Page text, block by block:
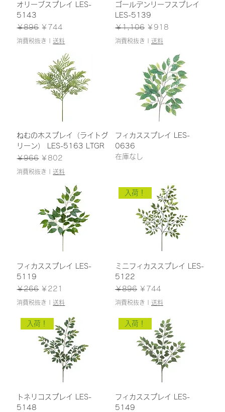
オリーブスプレイ LES-
5143
通常価格
￥896 セール価格
￥744
消費税抜き 送料
ゴールデンリーフスプレイ
LES-5139
通常価格
￥1,106 セール価格
￥918
消費税抜き 送料
ねむの木スプレイ（ライトグ
リーン） LES-5163 LTGR
通常価格
￥966 セール価格
￥802
消費税抜き 送料
フィカススプレイ LES-
0636
在庫なし
フィカススプレイ LES-
5119
通常価格
￥266 セール価格
￥221
消費税抜き 送料
入荷！
ミニフィカススプレイ LES-
5122
通常価格
￥896 セール価格
￥744
消費税抜き 送料
入荷！
トネリコスプレイ LES-
5148
入荷！
フィカススプレイ LES-
5149